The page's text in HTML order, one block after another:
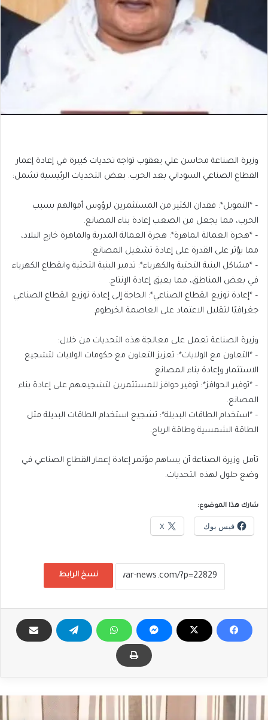
وزيرة الصناعة محاسن علي يعقوب تواجه تحديات كبيرة في إعادة إعمار
القطاع الصناعي السوداني بعد الحرب. بعض التحديات الرئيسية تشمل:
– *التمويل*: فقدان الكثير من المستثمرين لرؤوس أموالهم بسبب
الحرب، مما يجعل من الصعب إعادة بناء المصانع.
– *هجرة العمالة الماهرة*: هجرة العمالة المدربة والماهرة خارج البلاد،
مما يؤثر على القدرة على إعادة تشغيل المصانع.
– *مشاكل البنية التحتية والكهرباء*: تدمير البنية التحتية وانقطاع الكهرباء
في بعض المناطق، مما يعيق إعادة الإنتاج.
– *إعادة توزيع القطاع الصناعي*: الحاجة إلى إعادة توزيع القطاع الصناعي
جغرافيًا لتقليل الاعتماد على العاصمة الخرطوم.
وزيرة الصناعة تعمل على معالجة هذه التحديات من خلال:
– *التعاون مع الولايات*: تعزيز التعاون مع حكومات الولايات لتشجيع
الاستثمار وإعادة بناء المصانع.
– *توفير الحوافز*: توفير حوافز للمستثمرين لتشجيعهم على إعادة بناء
المصانع.
– *استخدام الطاقات البديلة*: تشجيع استخدام الطاقات البديلة مثل
الطاقة الشمسية وطاقة الرياح.
تأمل وزيرة الصناعة أن يساهم مؤتمر إعادة إعمار القطاع الصناعي في
وضع حلول لهذه التحديات.
شارك هذا الموضوع:
فيس بوك X
نسخ الرابط